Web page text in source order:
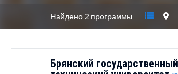
Найдено 2 программы
Брянский государственный